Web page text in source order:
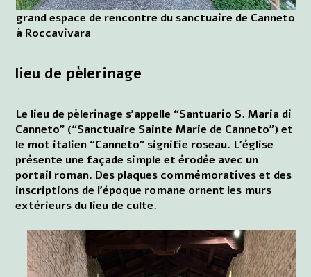
grand espace de rencontre du sanctuaire de Canneto
à Roccavivara
lieu de pèlerinage
Le lieu de pèlerinage s'appelle “Santuario S. Maria di
Canneto” (“Sanctuaire Sainte Marie de Canneto”) et
le mot italien “Canneto” signifie roseau. L'église
présente une façade simple et érodée avec un
portail roman. Des plaques commémoratives et des
inscriptions de l'époque romane ornent les murs
extérieurs du lieu de culte.